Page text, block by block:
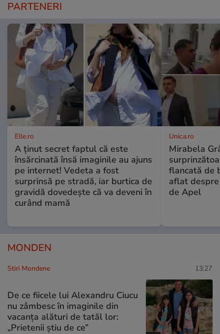
PARTENERI
Elle.ro
A ținut secret faptul că este
însărcinată însă imaginile au ajuns
pe internet! Vedeta a fost
surprinsă pe stradă, iar burtica de
gravidă dovedește că va deveni în
curând mamă
Unica.ro
Mirabela
flancată de
aflat
de Apel
MONDEN
Stiri Mondene 13:27
De ce fiicele lui Alexandru Ciucu
nu zâmbesc în imaginile din
vacanța alături de tatăl lor:
„Prietenii știu de ce”